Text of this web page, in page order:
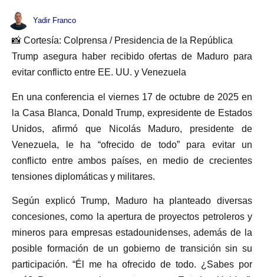
Yadir Franco
📸 Cortesía: Colprensa / Presidencia de la República
Trump asegura haber recibido ofertas de Maduro para
evitar conflicto entre EE. UU. y Venezuela
En una conferencia el viernes 17 de octubre de 2025 en
la Casa Blanca, Donald Trump, expresidente de Estados
Unidos, afirmó que Nicolás Maduro, presidente de
Venezuela, le ha “ofrecido de todo” para evitar un
conflicto entre ambos países, en medio de crecientes
tensiones diplomáticas y militares.
Según explicó Trump, Maduro ha planteado diversas
concesiones, como la apertura de proyectos petroleros y
mineros para empresas estadounidenses, además de la
posible formación de un gobierno de transición sin su
participación. “Él me ha ofrecido de todo. ¿Sabes por